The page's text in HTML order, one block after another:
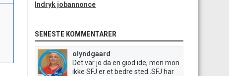
Indryk jobannonce
SENESTE KOMMENTARER
olyndgaard
Det var jo da en giod ide, men mon
ikke SFJ er et bedre sted..SFJ har